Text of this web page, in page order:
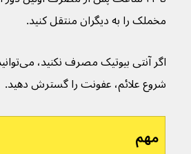
مخملک را به دیگران منتقل کنید.
شروع علائم، عفونت را گسترش دهید.
مهم